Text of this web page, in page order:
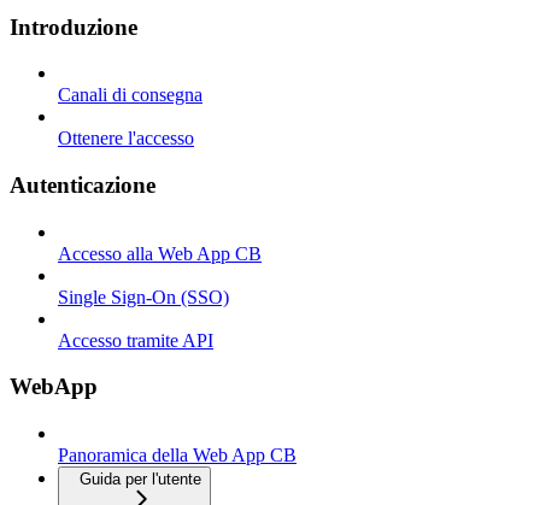
Introduzione
Canali di consegna
Ottenere l'accesso
Autenticazione
Accesso alla Web App CB
Single Sign-On (SSO)
Accesso tramite API
WebApp
Panoramica della Web App CB
Guida per l'utente